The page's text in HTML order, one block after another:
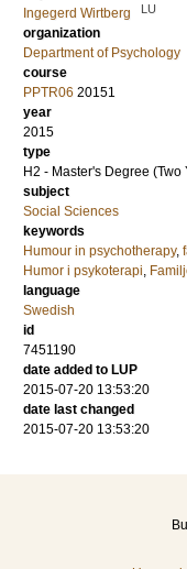
Ingegerd Wirtberg
LU
organization
Department of Psychology
course
PPTR06 20151
year
2015
type
H2 - Master's Degree (Two
subject
Social Sciences
keywords
Humour in psychotherapy,
Humor i psykoterapi
language
Swedish
id
7451190
date added to LUP
2015-07-20 13:53:20
date last changed
2015-07-20 13:53:20